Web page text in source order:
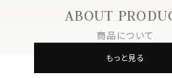
ABOUT
商品について
もっと見る